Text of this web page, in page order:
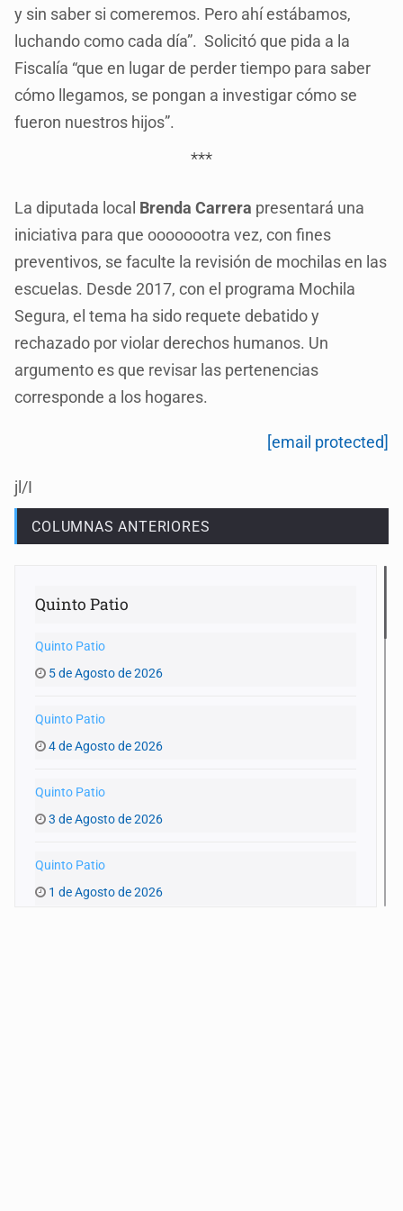
y sin saber si comeremos. Pero ahí estábamos,
luchando como cada día”. Solicitó que pida a la
Fiscalía “que en lugar de perder tiempo para saber
cómo llegamos, se pongan a investigar cómo se
fueron nuestros hijos”.
***
La diputada local Brenda Carrera presentará una
iniciativa para que oooooootra vez, con fines
preventivos, se faculte la revisión de mochilas en las
escuelas. Desde 2017, con el programa Mochila
Segura, el tema ha sido requete debatido y
rechazado por violar derechos humanos. Un
argumento es que revisar las pertenencias
corresponde a los hogares.
[email protected]
jl/I
COLUMNAS ANTERIORES
Quinto Patio
Quinto Patio
5 de Agosto de 2026
Quinto Patio
4 de Agosto de 2026
Quinto Patio
3 de Agosto de 2026
Quinto Patio
1 de Agosto de 2026